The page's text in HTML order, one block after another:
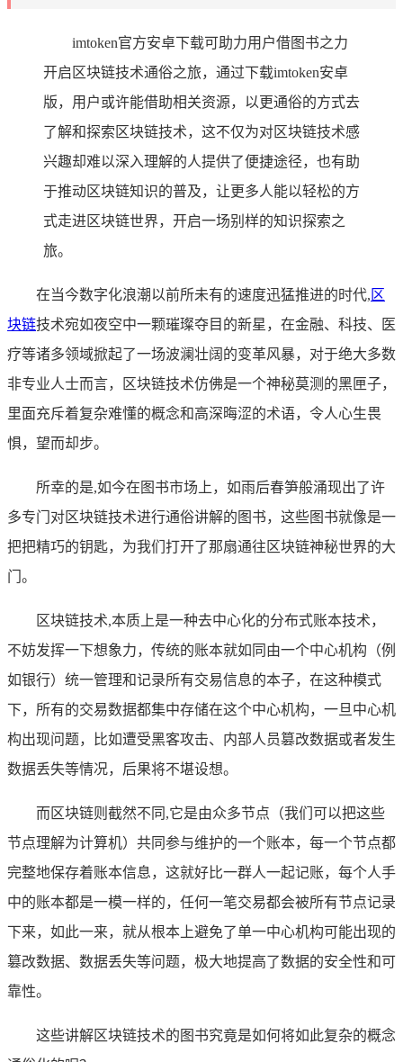
imtoken官方安卓下载可助力用户借图书之力
开启区块链技术通俗之旅，通过下载imtoken安卓
版，用户或许能借助相关资源，以更通俗的方式去
了解和探索区块链技术，这不仅为对区块链技术感
兴趣却难以深入理解的人提供了便捷途径，也有助
于推动区块链知识的普及，让更多人能以轻松的方
式走进区块链世界，开启一场别样的知识探索之
旅。
在当今数字化浪潮以前所未有的速度迅猛推进的时代, 区
块链技术宛如夜空中一颗璀璨夺目的新星，在金融、科技、医
疗等诸多领域掀起了一场波澜壮阔的变革风暴，对于绝大多数
非专业人士而言，区块链技术仿佛是一个神秘莫测的黑匣子，
里面充斥着复杂难懂的概念和高深晦涩的术语，令人心生畏
惧，望而却步。
所幸的是,如今在图书市场上，如雨后春笋般涌现出了许
多专门对区块链技术进行通俗讲解的图书，这些图书就像是一
把把精巧的钥匙，为我们打开了那扇通往区块链神秘世界的大
门。
区块链技术,本质上是一种去中心化的分布式账本技术，
不妨发挥一下想象力，传统的账本就如同由一个中心机构（例
如银行）统一管理和记录所有交易信息的本子，在这种模式
下，所有的交易数据都集中存储在这个中心机构，一旦中心机
构出现问题，比如遭受黑客攻击、内部人员篡改数据或者发生
数据丢失等情况，后果将不堪设想。
而区块链则截然不同,它是由众多节点（我们可以把这些
节点理解为计算机）共同参与维护的一个账本，每一个节点都
完整地保存着账本信息，这就好比一群人一起记账，每个人手
中的账本都是一模一样的，任何一笔交易都会被所有节点记录
下来，如此一来，就从根本上避免了单一中心机构可能出现的
篡改数据、数据丢失等问题，极大地提高了数据的安全性和可
靠性。
这些讲解区块链技术的图书究竟是如何将如此复杂的概念